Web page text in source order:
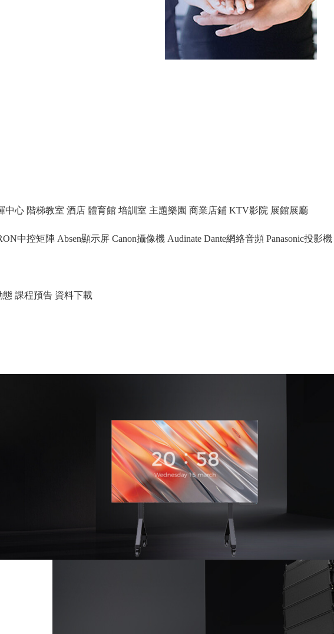
中心 階梯教室 酒店 體育館 培訓室 主題樂園 商業店鋪 KTV影院 展館展廳
中控矩陣 Absen顯示屏 Canon攝像機 Audinate Dante網絡音頻 Panasonic投影機
態 課程預告 資料下載